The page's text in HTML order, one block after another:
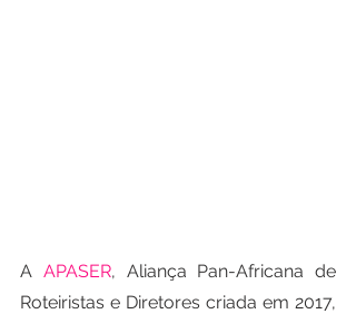
A APASER, Aliança Pan-Africana de
Roteiristas e Diretores criada em 2017,